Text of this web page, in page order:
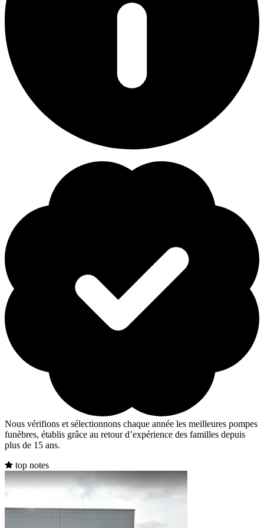
Nous vérifions et sélectionnons chaque année les meilleures pompes
funèbres, établis grâce au retour d’expérience des familles depuis
plus de 15 ans.
top notes